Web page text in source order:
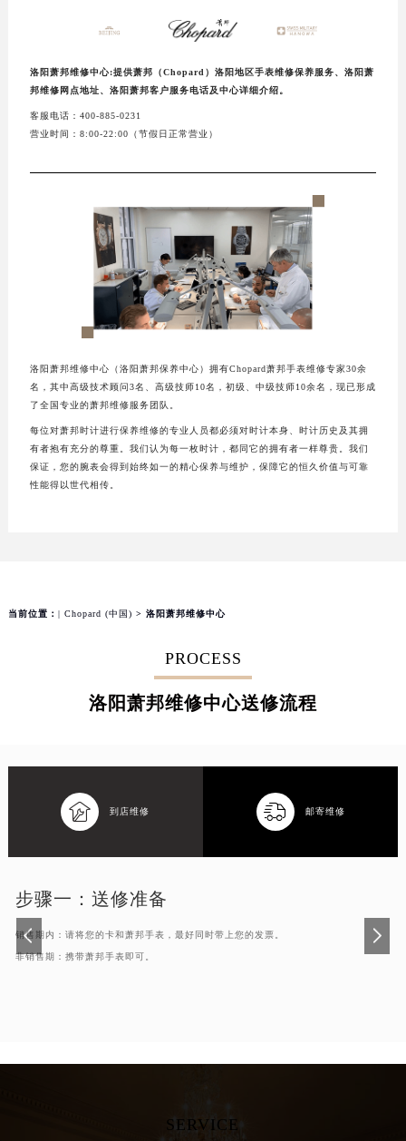
洛阳萧邦维修中心:提供萧邦（Chopard）洛阳地区手表维修保养服务、洛阳萧
邦维修网点地址、洛阳萧邦客户服务电话及中心详细介绍。
客服电话：400-885-0231
营业时间：8:00-22:00（节假日正常营业）
洛阳萧邦维修中心（洛阳萧邦保养中心）拥有Chopard萧邦手表维修专家30余
名，其中高级技术顾问3名、高级技师10名，初级、中级技师10余名，现已形成
了全国专业的萧邦维修服务团队。
每位对萧邦时计进行保养维修的专业人员都必须对时计本身、时计历史及其拥
有者抱有充分的尊重。我们认为每一枚时计，都同它的拥有者一样尊贵。我们
保证，您的腕表会得到始终如一的精心保养与维护，保障它的恒久价值与可靠
性能得以世代相传。
当前位置： | Chopard (中国) > 洛阳萧邦维修中心
PROCESS
洛阳萧邦维修中心送修流程
 到店维修  邮寄维修
步骤一： 送修准备
销售期内：请将您的卡和萧邦手表，最好同时带上您的发票。
非销售期：携带萧邦手表即可。
SERVICE